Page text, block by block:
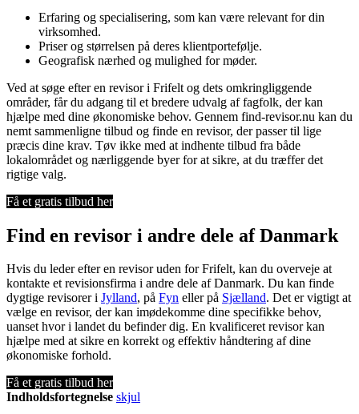
Erfaring og specialisering, som kan være relevant for din
virksomhed.
Priser og størrelsen på deres klientportefølje.
Geografisk nærhed og mulighed for møder.
Ved at søge efter en revisor i Frifelt og dets omkringliggende
områder, får du adgang til et bredere udvalg af fagfolk, der kan
hjælpe med dine økonomiske behov. Gennem find-revisor.nu kan du
nemt sammenligne tilbud og finde en revisor, der passer til lige
præcis dine krav. Tøv ikke med at indhente tilbud fra både
lokalområdet og nærliggende byer for at sikre, at du træffer det
rigtige valg.
Få et gratis tilbud her
Find en revisor i andre dele af Danmark
Hvis du leder efter en revisor uden for Frifelt, kan du overveje at
kontakte et revisionsfirma i andre dele af Danmark. Du kan finde
dygtige revisorer i Jylland, på Fyn eller på Sjælland. Det er vigtigt at
vælge en revisor, der kan imødekomme dine specifikke behov,
uanset hvor i landet du befinder dig. En kvalificeret revisor kan
hjælpe med at sikre en korrekt og effektiv håndtering af dine
økonomiske forhold.
Få et gratis tilbud her
Indholdsfortegnelse skjul